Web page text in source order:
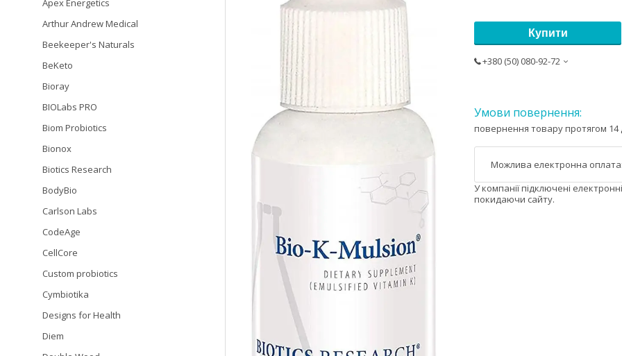
Купити
+380 (50) 080-92-72
повернення товару протягом 14
У компанії підключені
покидаючи сайту.
Apex Energetics
Arthur Andrew Medical
Beekeeper's Naturals
BeKeto
Bioray
BIOLabs PRO
Biom Probiotics
Bionox
Biotics Research
BodyBio
Carlson Labs
CodeAge
CellCore
Custom probiotics
Cymbiotika
Designs for Health
Diem